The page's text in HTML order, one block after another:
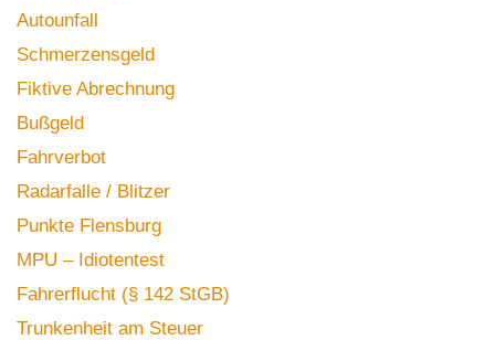
Autounfall
Schmerzensgeld
Fiktive Abrechnung
Bußgeld
Fahrverbot
Radarfalle / Blitzer
Punkte Flensburg
MPU – Idiotentest
Fahrerflucht (§ 142 StGB)
Trunkenheit am Steuer